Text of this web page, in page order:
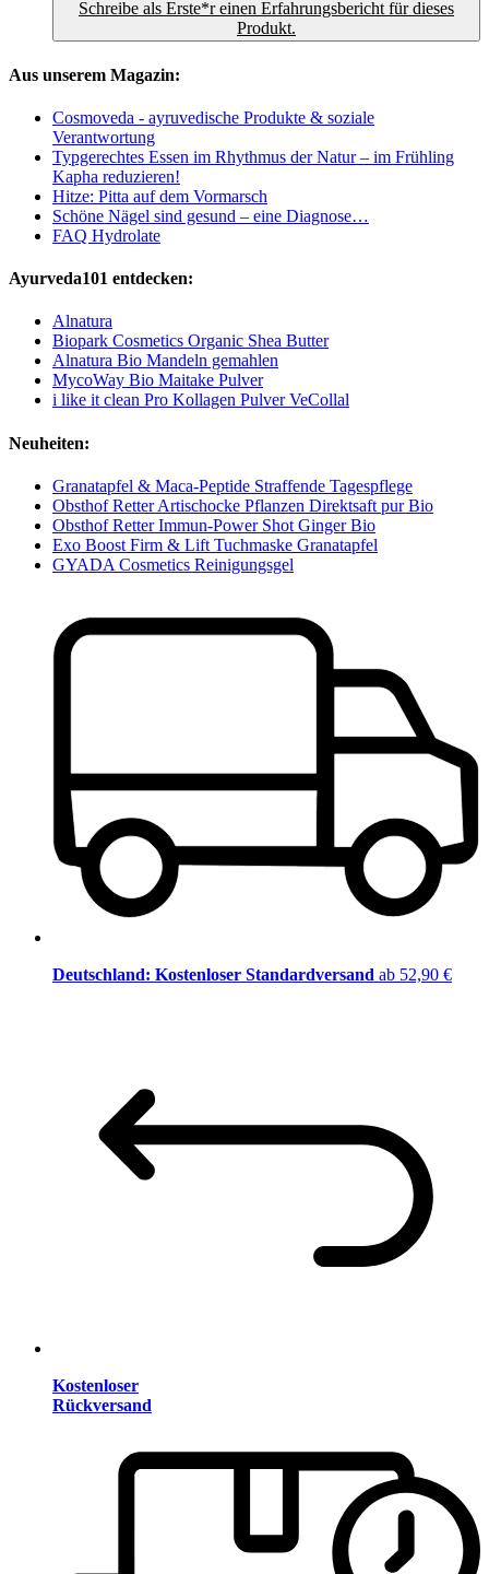
Schreibe als Erste*r einen Erfahrungsbericht für dieses
Produkt.
Aus unserem Magazin:
Cosmoveda - ayruvedische Produkte & soziale
Verantwortung
Typgerechtes Essen im Rhythmus der Natur – im Frühling
Kapha reduzieren!
Hitze: Pitta auf dem Vormarsch
Schöne Nägel sind gesund – eine Diagnose…
FAQ Hydrolate
Ayurveda101 entdecken:
Alnatura
Biopark Cosmetics Organic Shea Butter
Alnatura Bio Mandeln gemahlen
MycoWay Bio Maitake Pulver
i like it clean Pro Kollagen Pulver VeCollal
Neuheiten:
Granatapfel & Maca-Peptide Straffende Tagespflege
Obsthof Retter Artischocke Pflanzen Direktsaft pur Bio
Obsthof Retter Immun-Power Shot Ginger Bio
Exo Boost Firm & Lift Tuchmaske Granatapfel
GYADA Cosmetics Reinigungsgel
Deutschland: Kostenloser Standardversand ab 52,90 €
Kostenloser
Rückversand